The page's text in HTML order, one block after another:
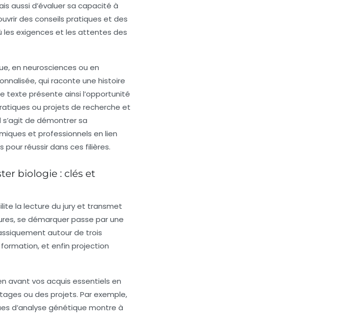
aussi d’évaluer sa capacité à
des conseils pratiques et des
les exigences et les attentes des
en neurosciences ou en
qui raconte une histoire
texte présente ainsi l’opportunité
ou projets de recherche et
s’agit de démontrer sa
et professionnels en lien
réussir dans ces filières.
biologie : clés et
la lecture du jury et transmet
se démarquer passe par une
autour de trois
et enfin projection
avant vos acquis essentiels en
ou des projets. Par exemple,
d’analyse génétique montre à